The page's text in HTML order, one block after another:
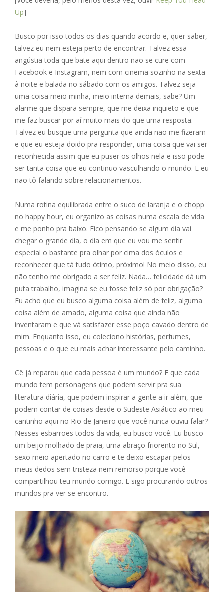
e
o
o
k
ss
n
g
er
ai at
A
p
p
ar
Up]
Busco por isso todos os dias quando acordo e, quer saber,
talvez eu nem esteja perto de encontrar. Talvez essa
angústia toda que bate aqui dentro não se cure com
Facebook e Instagram, nem com cinema sozinho na sexta
à noite e balada no sábado com os amigos. Talvez seja
uma coisa meio minha, meio interna demais, sabe? Um
alarme que dispara sempre, que me deixa inquieto e que
me faz buscar por aí muito mais do que uma resposta.
Talvez eu busque uma pergunta que ainda não me fizeram
e que eu esteja doido pra responder, uma coisa que vai ser
reconhecida assim que eu puser os olhos nela e isso pode
ser tanta coisa que eu continuo vasculhando o mundo. E eu
não tô falando sobre relacionamentos.
Numa rotina equilibrada entre o suco de laranja e o chopp
no happy hour, eu organizo as coisas numa escala de vida
e me ponho pra baixo. Fico pensando se algum dia vai
chegar o grande dia, o dia em que eu vou me sentir
especial o bastante pra olhar por cima dos óculos e
reconhecer que tá tudo ótimo, próximo! No meio disso, eu
não tenho me obrigado a ser feliz. Nada… felicidade dá um
puta trabalho, imagina se eu fosse feliz só por obrigação?
Eu acho que eu busco alguma coisa além de feliz, alguma
coisa além de amado, alguma coisa que ainda não
inventaram e que vá satisfazer esse poço cavado dentro de
mim. Enquanto isso, eu coleciono histórias, perfumes,
pessoas e o que eu mais achar interessante pelo caminho.
Cê já reparou que cada pessoa é um mundo? E que cada
mundo tem personagens que podem servir pra sua
literatura diária, que podem inspirar a gente a ir além, que
podem contar de coisas desde o Sudeste Asiático ao meu
cantinho aqui no Rio de Janeiro que você nunca ouviu falar?
Nesses esbarrões todos da vida, eu busco você. Eu busco
um beijo molhado de praia, uma abraço friorento no Sul,
sexo meio apertado no carro e te deixo escapar pelos
meus dedos sem tristeza nem remorso porque você
compartilhou teu mundo comigo. E sigo procurando outros
mundos pra ver se encontro.